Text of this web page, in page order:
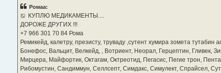
Ромаа:
КУПЛЮ МЕДИКАМЕНТЫ....
ДОРОЖЕ ДРУГИХ !!!
‪+7 966 301 70 84‬ Рома
Ремикейд, калетру, презисту, труваду ,сутент хумира зомета
Бонефос, Вальцит, Велкейд, , Вотриент, Неорал, Герцептин, Гливек,
Мирцера, Майфортик, Октагам, Октреотид, Пегасис, Пегие трон,
Рибомустин, Сандиммун, Селлсепт, Симдакс, Симулект, Спрайсел,